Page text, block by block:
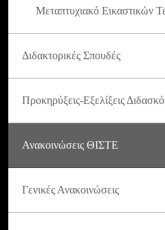
Μεταπτυχιακό Εικαστικών
Διδακτορικές Σπουδές
Προκηρύξεις-Εξελίξεις
Ανακοινώσεις ΘΙΣΤΕ
Γενικές Ανακοινώσεις